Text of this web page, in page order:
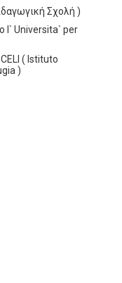
Σχολή )
l` Universita` per
( Istituto
)